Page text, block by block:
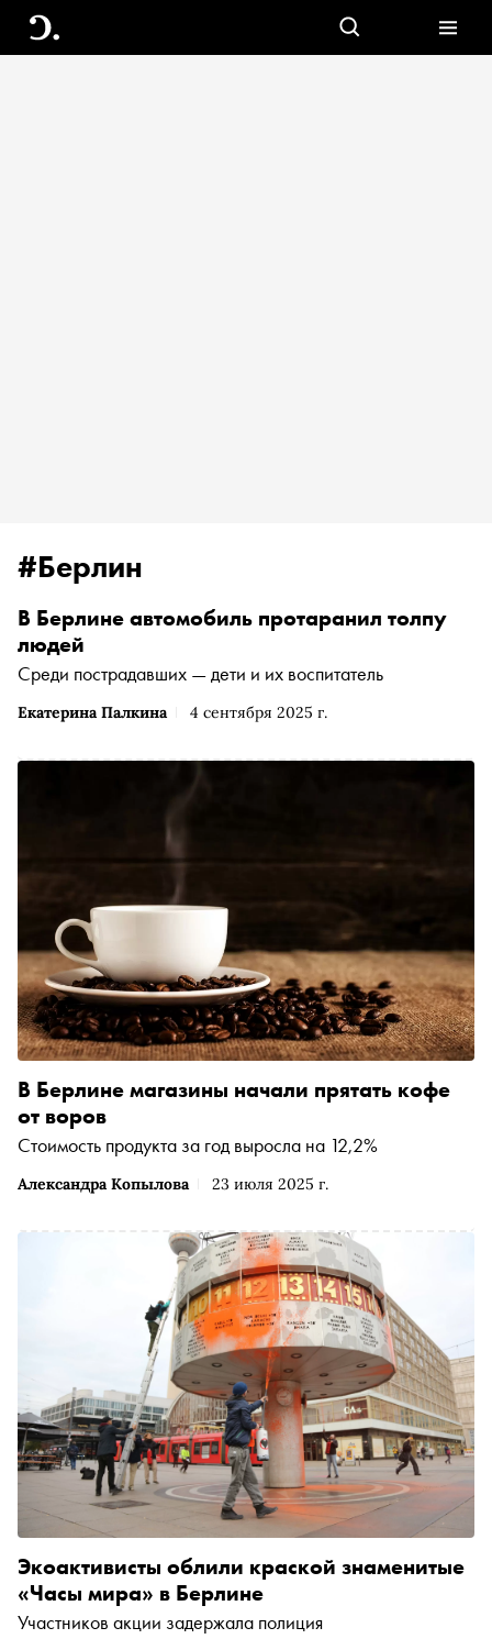
#Берлин
Екатерина Палкина 4 сентября 2025 г.
В Берлине автомобиль протаранил толпу
людей
Среди пострадавших — дети и их воспитатель
Александра Копылова 23 июля 2025 г.
В Берлине магазины начали прятать кофе
от воров
Стоимость продукта за год выросла на 12,2%
Экоактивисты облили краской знаменитые
«Часы мира» в Берлине
Участников акции задержала полиция